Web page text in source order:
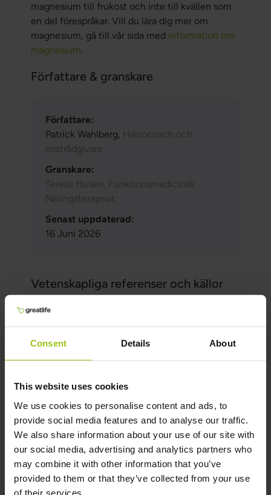
Consent Details About
This website uses cookies
We use cookies to personalise content and ads, to
provide social media features and to analyse our traffic.
We also share information about your use of our site with
our social media, advertising and analytics partners who
may combine it with other information that you’ve
provided to them or that they’ve collected from your use
of their services.
magnesium till frukost och inte till kvällen som
en del förespråkar. Vill du lära dig mer om
magnesium, gå till vår sida med information om
magnesium.
Författare & granskare
Författare:
Patrick Wahlberg,
Hälsocoach och
kostrådgivare
Granskare:
Teresa Husén, Funktionsmedicinsk
Näringsterapeut
Senast uppdaterad:
16 Juni 2026
Vetenskapliga referenser och källor
Relaterade produkter
Magnesiumbisglycinat
199 kr
299 kr
Rating:
100%
Köp nu